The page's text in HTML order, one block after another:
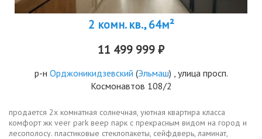
2 комн. кв., 64м²
11 499 999 ₽
р-н Орджоникидзевский (Эльмаш) , улица просп.
Космонавтов 108/2
продается 2х комнатная солнечная, уютная квартира класса
комфорт жк veer park веер парк с прекрасным видом на город и
лесополосу. пластиковые стеклопакеты, сейфдверь, ламинат,